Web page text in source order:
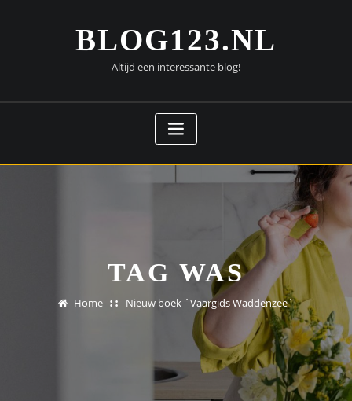
BLOG123.NL
Altijd een interessante blog!
TAG WAS
Home Nieuw boek ´Vaargids Waddenzee´